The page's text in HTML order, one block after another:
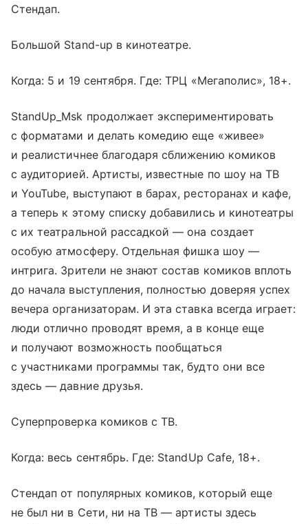
Стендап.
Большой Stand-up в кинотеатре.
Когда: 5 и 19 сентября. Где: ТРЦ «Мегаполис», 18+.
StandUp_Msk продолжает экспериментировать
с форматами и делать комедию еще «живее»
и реалистичнее благодаря сближению комиков
с аудиторией. Артисты, известные по шоу на ТВ
и YouTube, выступают в барах, ресторанах и кафе,
а теперь к этому списку добавились и кинотеатры
с их театральной рассадкой — она создает
особую атмосферу. Отдельная фишка шоу —
интрига. Зрители не знают состав комиков вплоть
до начала выступления, полностью доверяя успех
вечера организаторам. И эта ставка всегда играет:
люди отлично проводят время, а в конце еще
и получают возможность пообщаться
с участниками программы так, будто они все
здесь — давние друзья.
Суперпроверка комиков с ТВ.
Когда: весь сентябрь. Где: StandUp Cafe, 18+.
Стендап от популярных комиков, который еще
не был ни в Сети, ни на ТВ — артисты здесь